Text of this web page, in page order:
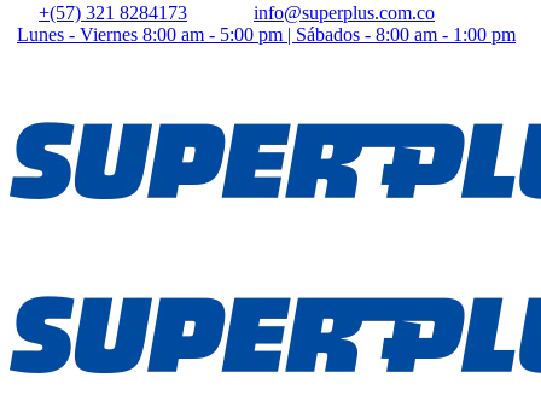
+(57) 321 8284173
info@superplus.com.co
Lunes - Viernes 8:00 am - 5:00 pm | Sábados - 8:00 am - 1:00 pm